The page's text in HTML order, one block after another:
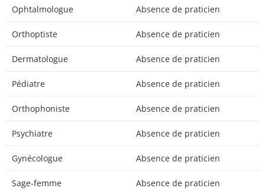
Ophtalmologue Absence de praticien
Orthoptiste Absence de praticien
Dermatologue Absence de praticien
Pédiatre Absence de praticien
Orthophoniste Absence de praticien
Psychiatre Absence de praticien
Gynécologue Absence de praticien
Sage-femme Absence de praticien